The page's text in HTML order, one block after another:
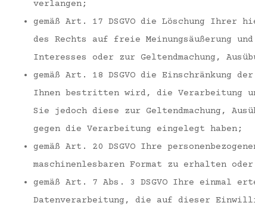
verlangen;
gemäß Art. 17 DSGVO die Löschung Ihrer
des Rechts auf freie Meinungsäußerung
Interesses oder zur Geltendmachung,
gemäß Art. 18 DSGVO die Einschränkung
Ihnen bestritten wird, die Verarbeitung
Sie jedoch diese zur Geltendmachung,
gegen die Verarbeitung eingelegt haben;
gemäß Art. 20 DSGVO Ihre
maschinenlesbaren Format zu erhalten
gemäß Art. 7 Abs. 3 DSGVO Ihre
Datenverarbeitung, die auf dieser